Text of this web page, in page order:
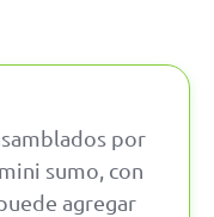
por
sumo, con
agregar